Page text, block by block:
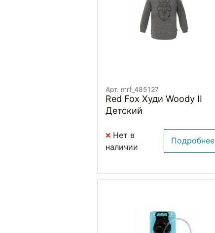
Арт. mrf_485127
Red Fox Худи Woody II
Детский
Нет в
наличии
Подробнее